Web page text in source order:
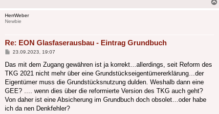
HerrWeber
Newbie
Re: EON Glasfaserausbau - Eintrag Grundbuch
Beitrag
23.09.2023, 19:07
Das mit dem Zugang gewähren ist ja korrekt…allerdings, seit Reform des
TKG 2021 nicht mehr über eine Grundstückseigentümererklärung…der
Eigentümer muss die Grundstücksnutzung dulden. Weshalb dann eine
GEE? …. wenn dies über die reformierte Version des TKG auch geht?
Von daher ist eine Absicherung im Grundbuch doch obsolet…oder habe
ich da nen Denkfehler?